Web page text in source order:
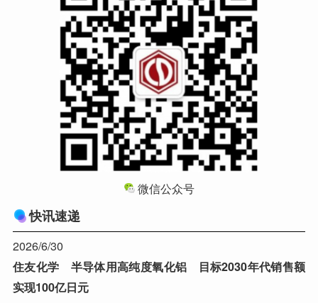
微信公众号
快讯速递
2026/6/30
住友化学 半导体用高纯度氧化铝 目标2030年代销售额
实现100亿日元